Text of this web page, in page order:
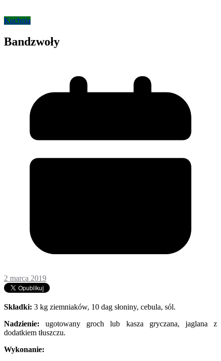
Kuchnia
Bandzwoły
2 marca 2019
Składki: 3 kg ziemniaków, 10 dag słoniny, cebula, sól.
Nadzienie: ugotowany groch lub kasza gryczana, jaglana z
dodatkiem tłuszczu.
Wykonanie: